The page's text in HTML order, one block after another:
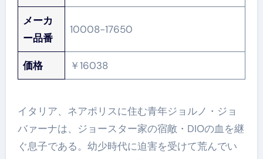
メーカ
ー品番
10008-17650
価格 ￥16038
イタリア、ネアポリスに住む青年ジョルノ・ジョ
バァーナは、ジョースター家の宿敵・DIOの血を継
ぐ息子である。幼少時代に迫害を受けて荒んでい